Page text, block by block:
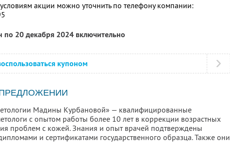
акции можно уточнить по телефону компании:
по 20 декабря 2024 включительно
купоном
Мадины Курбановой» — квалифицированные
с опытом работы более 10 лет в коррекции возрастных
проблем с кожей. Знания и опыт врачей подтверждены
и сертификатами государственного образца. Также они